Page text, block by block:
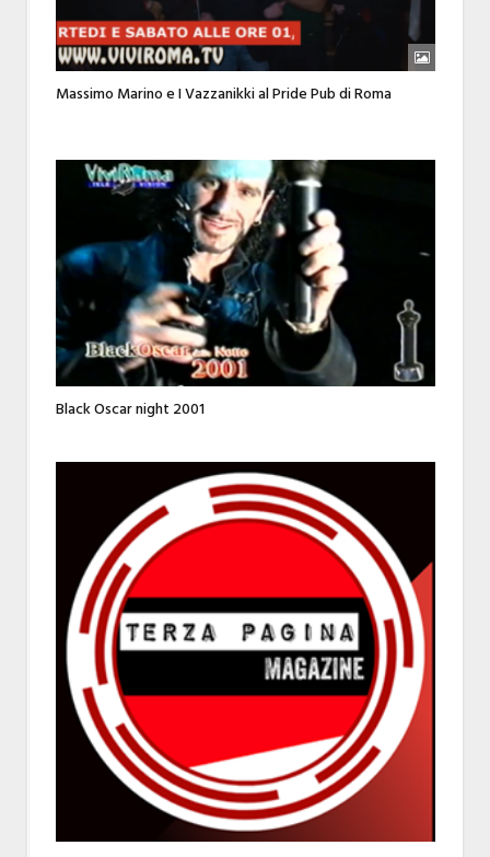
Massimo Marino e I Vazzanikki al Pride Pub di Roma
Black Oscar night 2001